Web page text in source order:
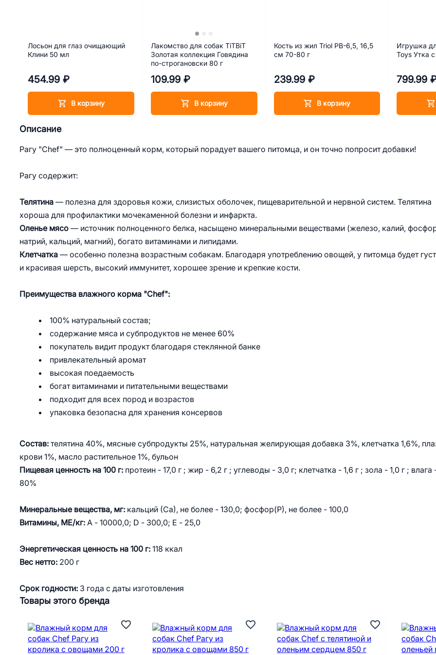
Описание
Рагу "Chef" — это полноценный корм, который порадует вашего питомца, и он точно попросит добавки!
Рагу содержит:
Телятина — полезна для здоровья кожи, слизистых оболочек, пищеварительной и нервной систем. Телятина
хороша для профилактики мочекаменной болезни и инфаркта.
Оленье мясо — источник полноценного белка, насыщено минеральными веществами (железо, калий,
натрий, кальций, магний), богато витаминами и липидами.
Клетчатка — особенно полезна возрастным собакам. Благодаря употреблению овощей, у питомца будет
и красивая шерсть, высокий иммунитет, хорошее зрение и крепкие кости.
Преимущества влажного корма "Chef":
100% натуральный состав;
содержание мяса и субпродуктов не менее 60%
покупатель видит продукт благодаря стеклянной банке
привлекательный аромат
высокая поедаемость
богат витаминами и питательными веществами
подходит для всех пород и возрастов
упаковка безопасна для хранения консервов
Состав: телятина 40%, мясные субпродукты 25%, натуральная желирующая добавка 3%, клетчатка 1,6%,
крови 1%, масло растительное 1%, бульон
Пищевая ценность на 100 г: протеин - 17,0 г ; жир - 6,2 г ; углеводы - 3,0 г; клетчатка - 1,6 г ; зола - 1,0 г ; влага
80%
Минеральные вещества, мг: кальций (Са), не более - 130,0; фосфор(Р), не более - 100,0
Витамины, МЕ/кг: А - 10000,0; D - 300,0; E - 25,0
Энергетическая ценность на 100 г: 118 ккал
Вес нетто: 200 г
Срок годности: 3 года с даты изготовления
Лосьон для глаз очищающий
Клини 50 мл
454.99 ₽
В корзину
Лакомство для собак TiTBiT
Золотая коллекция Говядина
по-строгановски 80 г
109.99 ₽
В корзину
Кость из жил Triol PB-6,5, 16,5
см 70-80 г
239.99 ₽
В корзину
Игрушка
Toys Утка
799.99
Товары этого бренда